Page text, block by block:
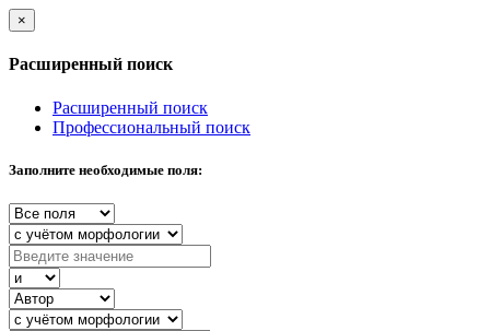
×
Расширенный поиск
Расширенный поиск
Профессиональный поиск
Заполните необходимые поля: